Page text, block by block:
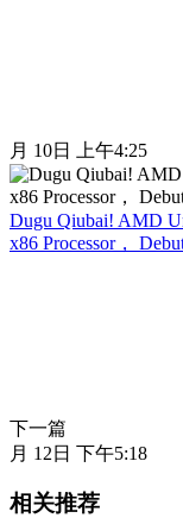
月 10日 上午4:25
Dugu Qiubai! AMD
x86 Processor，
下一篇
月 12日 下午5:18
相关推荐